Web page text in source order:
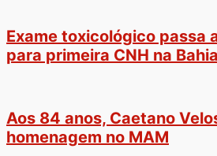
Exame toxicológico passa
para primeira CNH na Bahia
Aos 84 anos, Caetano
homenagem no MAM